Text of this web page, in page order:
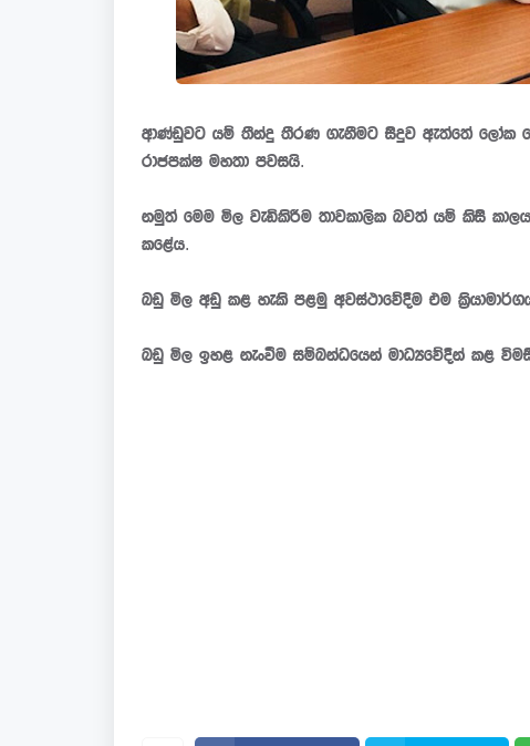
ආණ්ඩුවට යම් තීන්දු තීරණ ගැනීමට සිදුව ඇත්තේ ලෝක
රාජපක්ෂ මහතා පවසයි.
නමුත් මෙම මිල වැඩිකිරීම තාවකාලික බවත් යම් කිසි
කළේය.
බඩු මිල අඩු කළ හැකි පළමු අවස්ථාවේදීම එම
බඩු මිල ඉහළ නැංවීම සම්බන්ධයෙන් මාධ්‍යවේදීන් කළ